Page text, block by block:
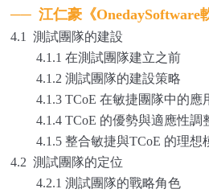
── 江仁豪《OnedaySoftware
4.1 測試團隊的建設
4.1.1 在測試團隊建立之前
4.1.2 測試團隊的建設策略
4.1.3 TCoE 在敏捷團隊中的應
4.1.4 TCoE 的優勢與適應性調
4.1.5 整合敏捷與TCoE 的理想
4.2 測試團隊的定位
4.2.1 測試團隊的戰略角色